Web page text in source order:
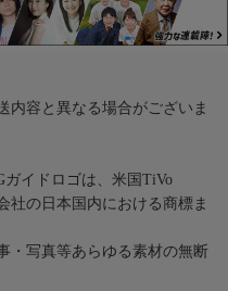
内容と異なる場合がございま
ガイドロゴは、米国TiVo
社の日本国内における商標ま
・写真等あらゆる素材の無断